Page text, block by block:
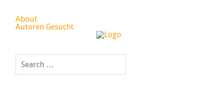
About
Autoren Gesucht